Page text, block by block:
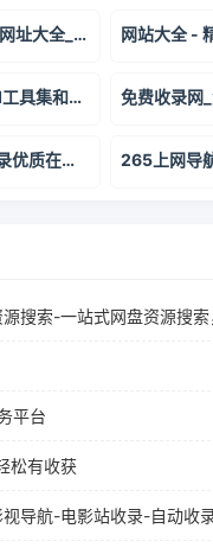
606导航网_常用网址大全_生活服务_让上网更顺溜 网站大全 -
37导航网-专注AI工具集和资源查找
Tbox导航 | 只收录优质在线工具的导航网站 265上网导
平台
松有收获
导航-电影站收录-自动收